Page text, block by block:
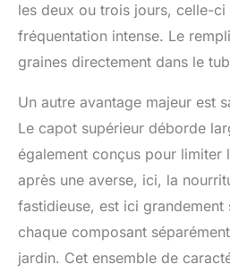
les deux ou trois jours, celle-ci
fréquentation intense. Le
graines directement dans le
Un autre avantage majeur est
Le capot supérieur déborde
également conçus pour limiter
après une averse, ici, la
fastidieuse, est ici
chaque composant
jardin. Cet ensemble de